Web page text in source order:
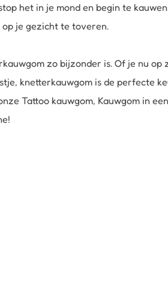
het in je mond en begin te
je gezicht te toveren.
zo bijzonder is. Of je nu
knetterkauwgom is de perfecte
Tattoo kauwgom, Kauwgom in